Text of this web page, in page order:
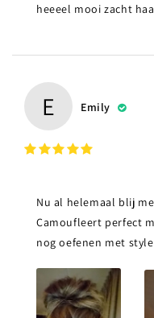
heeeel mooi zacht
E Emily
Nu al helemaal blij
Camoufleert perfect
nog oefenen met